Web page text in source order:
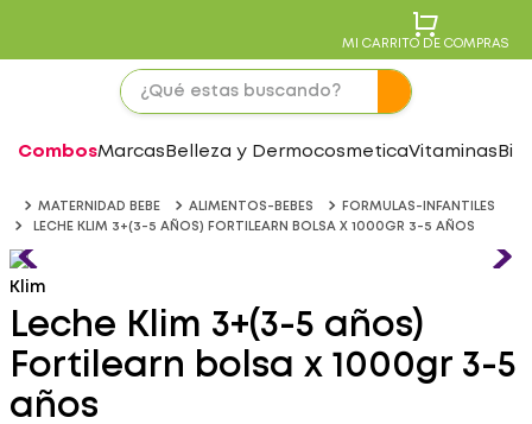
MI CARRITO DE COMPRAS
CombosMarcas Belleza y DermocosmeticaVitaminas
MATERNIDAD BEBE ALIMENTOS-BEBES
FORMULAS-INFANTILES
LECHE KLIM 3+(3-5 AÑOS) FORTILEARN BOLSA X 1000GR 3-5 AÑOS
Klim
Leche Klim 3+(3-5 años)
Fortilearn bolsa x 1000gr 3-5
años